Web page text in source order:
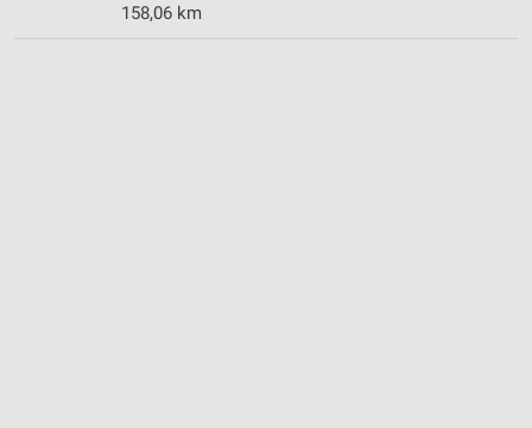
158,06 km